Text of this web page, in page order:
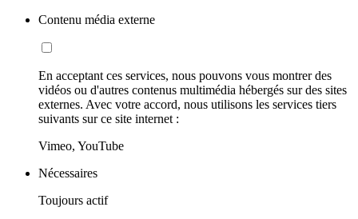
Contenu média externe
En acceptant ces services, nous pouvons vous montrer des
vidéos ou d'autres contenus multimédia hébergés sur des sites
externes. Avec votre accord, nous utilisons les services tiers
suivants sur ce site internet :
Vimeo, YouTube
Nécessaires
Toujours actif